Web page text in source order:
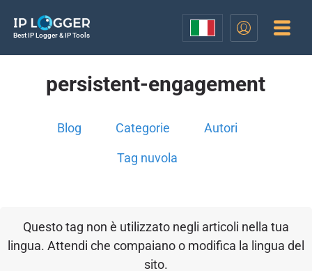
Best IP Logger & IP Tools
persistent-engagement
Blog Categorie Autori
Tag nuvola